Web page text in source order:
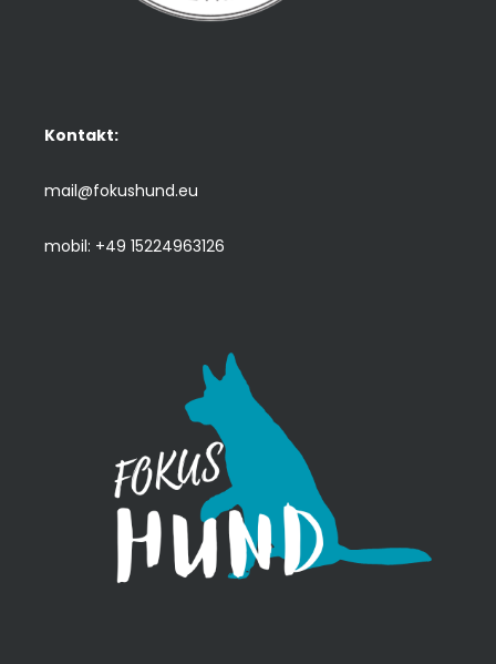
Kontakt:
mail@fokushund.eu
mobil: +49 15224963126